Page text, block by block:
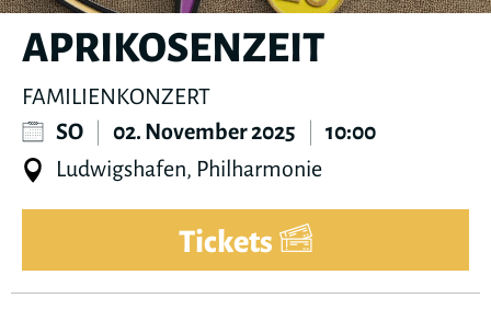
APRIKOSENZEIT
FAMILIENKONZERT
SO
02. November 2025
10:00
Ludwigshafen, Philharmonie
Tickets